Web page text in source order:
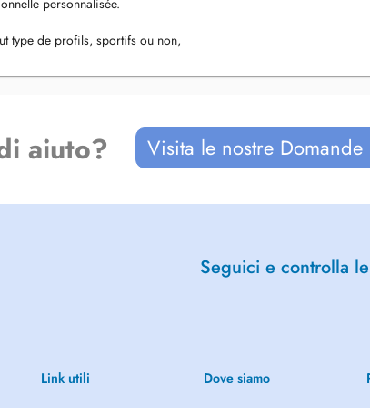
personnalisée.
type de profils, sportifs ou non,
leur santé globale.
aiuto? Visita le nostre
Seguici e controlla
Link utili Dove siamo